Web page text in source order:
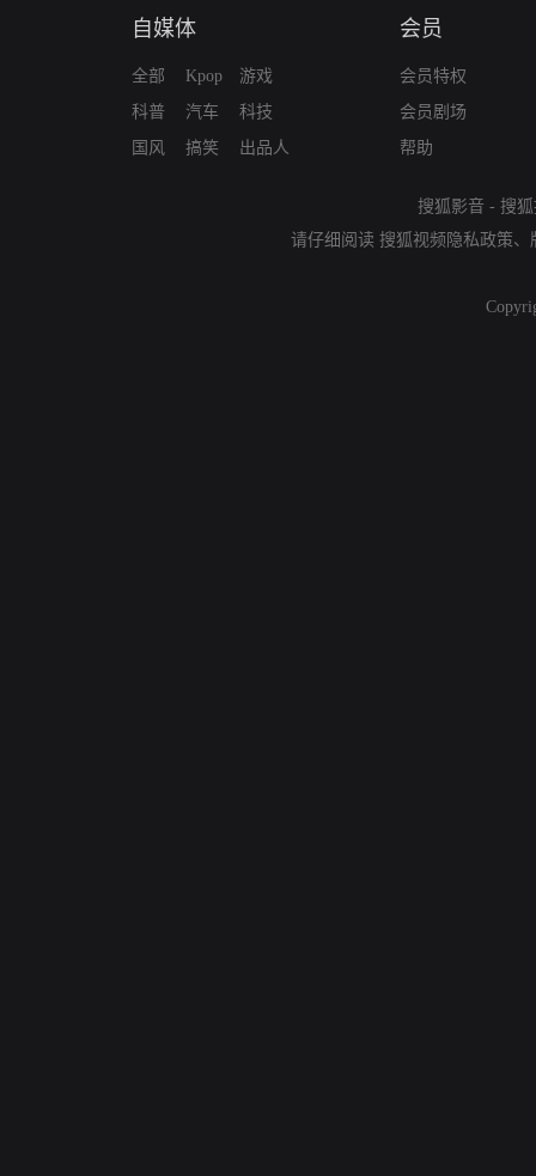
自媒体
全部
科普
国风
Kpop
汽车
搞笑
游戏
科技
出品人
会员
会员特权
会员剧场
帮助
搜狐影音 - 搜
请仔细阅读 搜狐视频隐私政策、